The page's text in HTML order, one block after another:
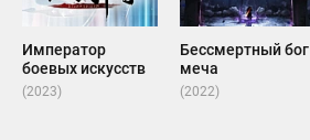
Император
боевых искусств
(2023)
Бессмертный бог
меча
(2022)